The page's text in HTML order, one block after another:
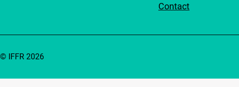
Contact
© IFFR 2026